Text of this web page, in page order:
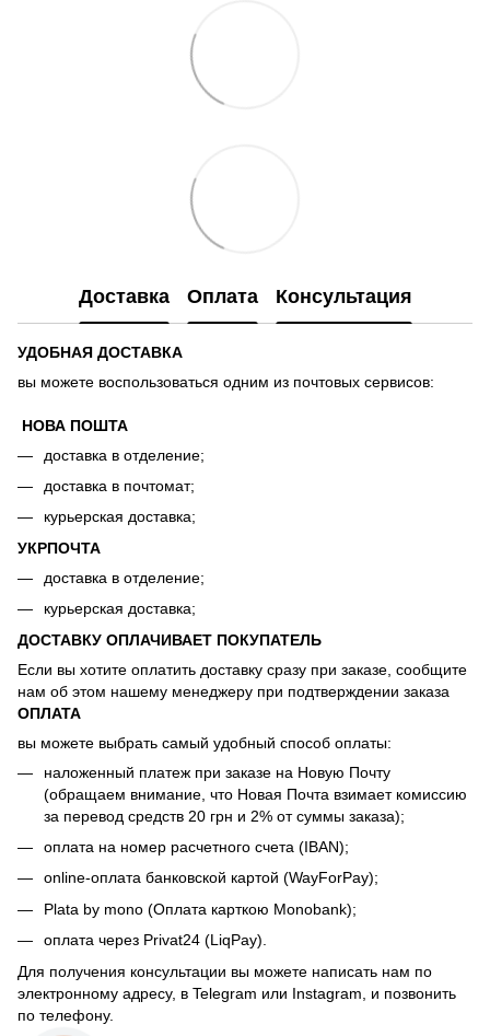
Доставка Оплата Консультация
УДОБНАЯ ДОСТАВКА
вы можете воспользоваться одним из почтовых сервисов:
НОВА ПОШТА
доставка в отделение;
доставка в почтомат;
курьерская доставка;
УКРПОЧТА
доставка в отделение;
курьерская доставка;
ДОСТАВКУ ОПЛАЧИВАЕТ ПОКУПАТЕЛЬ
Если вы хотите оплатить доставку сразу при заказе, сообщите
нам об этом нашему менеджеру при подтверждении заказа
ОПЛАТА
вы можете выбрать самый удобный способ оплаты:
наложенный платеж при заказе на Новую Почту
(обращаем внимание, что Новая Почта взимает комиссию
за перевод средств 20 грн и 2% от суммы заказа);
оплата на номер расчетного счета (IBAN);
online-оплата банковской картой (WayForPay);
Plata by mono (Оплата карткою Monobank);
оплата через Privat24 (LiqPay).
Для получения консультации вы можете написать нам по
электронному адресу, в Telegram или Instagram, и позвонить
по телефону.